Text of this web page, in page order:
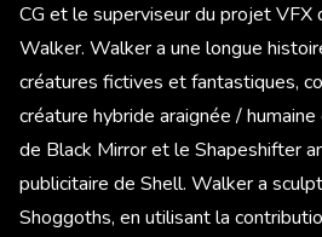
CG et le superviseur du projet VFX
Walker. Walker a une longue
créatures fictives et fantastiques,
créature hybride araignée /
de Black Mirror et le Shapeshifter
publicitaire de Shell. Walker a
Shoggoths, en utilisant la